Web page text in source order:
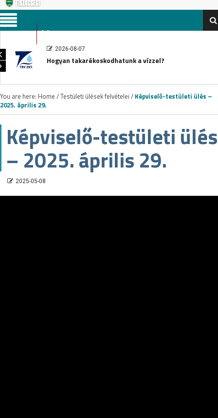
Menu
2026-08-07
Hogyan takarékoskodhatunk a vízzel?
You are here: Home /Testületi ülések felvételei / Képviselő-testületi ülés –
2025. április 29.
Képviselő-testületi ülés
– 2025. április 29.
2025-05-08